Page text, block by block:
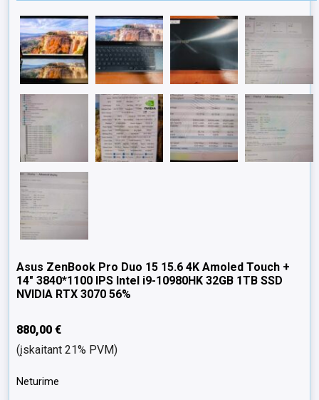
Asus ZenBook Pro Duo 15 15.6 4K Amoled Touch +
14″ 3840*1100 IPS Intel i9-10980HK 32GB 1TB SSD
NVIDIA RTX 3070 56%
880,00€
(įskaitant 21% PVM)
Neturime